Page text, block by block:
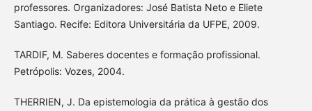
professores. Organizadores: José Batista Neto e Eliete
Santiago. Recife: Editora Universitária da UFPE, 2009.
TARDIF, M. Saberes docentes e formação profissional.
Petrópolis: Vozes, 2004.
THERRIEN, J. Da epistemologia da prática à gestão dos